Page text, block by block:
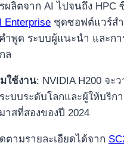
ผลิตจาก AI ไปจนถึง HPC
Enterprise ชุดซอฟต์แวร์ส
ำพูด ระบบผู้แนะนำ และก
ล
ใช้งาน: NVIDIA H200 จะ
ะบบระดับโลกและผู้ให้บริก
าสที่สองของปี 2024
ตามรายละเอียดได้จาก